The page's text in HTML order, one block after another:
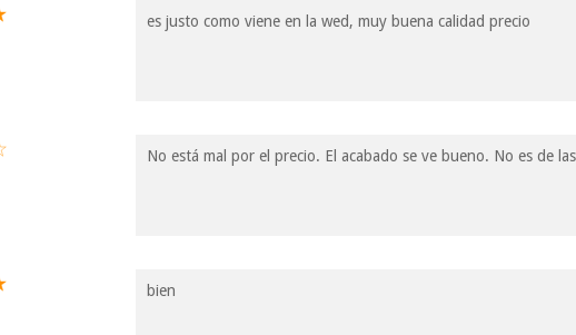
es justo como viene en la wed, muy buena calidad precio
No está mal por el precio. El acabado se ve bueno. No es de
bien